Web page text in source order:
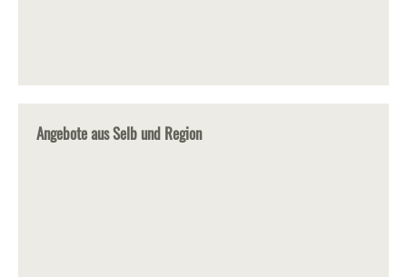
Angebote aus Selb und Region